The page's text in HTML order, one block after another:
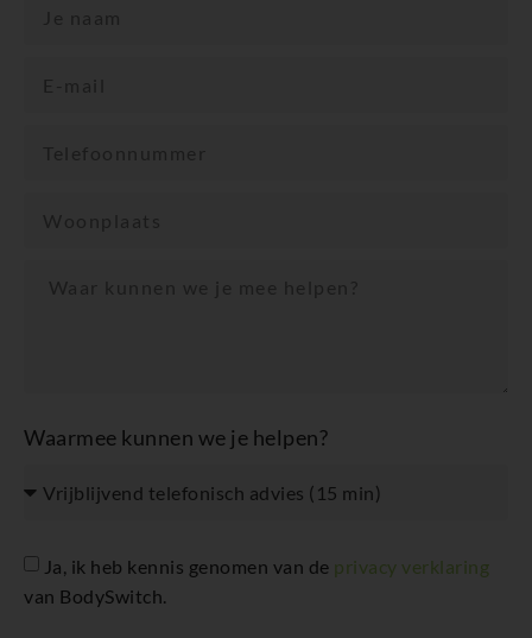
Waarmee kunnen we je helpen?
Ja, ik heb kennis genomen van de privacy verklaring
van BodySwitch.